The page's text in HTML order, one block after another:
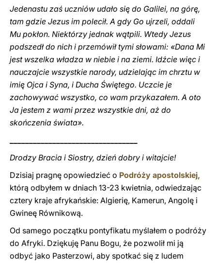
Jedenastu zaś uczniów udało się do Galilei, na górę,
tam gdzie Jezus im polecił. A gdy Go ujrzeli, oddali
Mu pokłon. Niektórzy jednak wątpili. Wtedy Jezus
podszedł do nich i przemówił tymi słowami: «Dana Mi
jest wszelka władza w niebie i na ziemi. Idźcie więc i
nauczajcie wszystkie narody, udzielając im chrztu w
imię Ojca i Syna, i Ducha Świętego. Uczcie je
zachowywać wszystko, co wam przykazałem. A oto
Ja jestem z wami przez wszystkie dni, aż do
skończenia świata».
Drodzy Bracia i Siostry, dzień dobry i witajcie!
Dzisiaj pragnę opowiedzieć o Podróży apostolskiej,
którą odbyłem w dniach 13-23 kwietnia, odwiedzając
cztery kraje afrykańskie: Algierię, Kamerun, Angolę i
Gwineę Równikową.
Od samego początku pontyfikatu myślałem o podróży
do Afryki. Dziękuję Panu Bogu, że pozwolił mi ją
odbyć jako Pasterzowi, aby spotkać się z ludem